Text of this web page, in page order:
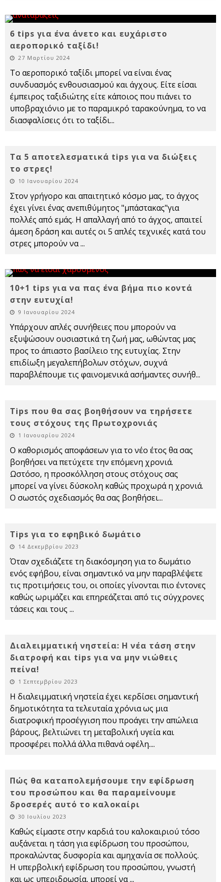
6 tips για ένα άνετο και ευχάριστο
αεροπορικό ταξίδι!
27 Μαρτίου 2024
Το αεροπορικό ταξίδι μπορεί να είναι ένας
συνδυασμός ενθουσιασμού και άγχους. Είτε είσαι
έμπειρος ταξιδιώτης είτε κάποιος που πιάνει το
υποβραχιόνιο με το παραμικρό ταρακούνημα, το να
διασφαλίσεις ότι το ταξίδι...
Τα 5 αποτελεσματικά tips για να διώξεις
το στρες!
10 Ιανουαρίου 2024
Στον γρήγορο και απαιτητικό κόσμο μας, το άγχος
έχει γίνει ένας ανεπιθύμητος "μπάστακας"για
πολλές από εμάς. Η απαλλαγή από το άγχος, απαιτεί
άμεση δράση και αυτές οι 5 απλές τεχνικές κατά του
στρες μπορούν να...
10+1 tips για να πας ένα βήμα πιο κοντά
στην ευτυχία!
9 Ιανουαρίου 2024
Υπάρχουν απλές συνήθειες που μπορούν να
εξυψώσουν ουσιαστικά τη ζωή μας, ωθώντας μας
προς το άπιαστο βασίλειο της ευτυχίας. Στην
επιδίωξη μεγαλεπήβολων στόχων, συχνά
παραβλέπουμε τις φαινομενικά ασήμαντες συνήθ...
Tips που θα σας βοηθήσουν να τηρήσετε
τους στόχους της Πρωτοχρονιάς
1 Ιανουαρίου 2024
Ο καθορισμός αποφάσεων για το νέο έτος θα σας
βοηθήσει να πετύχετε την επόμενη χρονιά.
Ωστόσο, η προσκόλληση στους στόχους σας
μπορεί να γίνει δύσκολη καθώς προχωρά η χρονιά.
Ο σωστός σχεδιασμός θα σας βοηθήσει...
Tips για το εφηβικό δωμάτιο
14 Δεκεμβρίου 2023
Όταν σχεδιάζετε τη διακόσμηση για το δωμάτιο
ενός εφήβου, είναι σημαντικό να μην παραβλέψετε
τις προτιμήσεις του, οι οποίες γίνονται πιο έντονες
καθώς ωριμάζει και επηρεάζεται από τις σύγχρονες
τάσεις και τους ...
Διαλειμματική νηστεία: Η νέα τάση στην
διατροφή και tips για να μην νιώθεις
πείνα!
1 Σεπτεμβρίου 2023
Η διαλειμματική νηστεία έχει κερδίσει σημαντική
δημοτικότητα τα τελευταία χρόνια ως μια
διατροφική προσέγγιση που προάγει την απώλεια
βάρους, βελτιώνει τη μεταβολική υγεία και
προσφέρει πολλά άλλα πιθανά οφέλη....
Πώς θα καταπολεμήσουμε την εφίδρωση
του προσώπου και θα παραμείνουμε
δροσερές αυτό το καλοκαίρι
30 Ιουλίου 2023
Καθώς είμαστε στην καρδιά του καλοκαιριού τόσο
αυξάνεται η τάση για εφίδρωση του προσώπου,
προκαλώντας δυσφορία και αμηχανία σε πολλούς.
Η υπερβολική εφίδρωση του προσώπου, γνωστή
και ως υπεριδρωσία, μπορεί να...